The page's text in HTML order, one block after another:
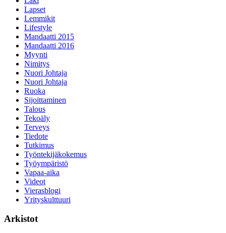
Lapset
Lemmikit
Lifestyle
Mandaatti 2015
Mandaatti 2016
Myynti
Nimitys
Nuori Johtaja
Nuori Johtaja
Ruoka
Sijoittaminen
Talous
Tekoäly
Terveys
Tiedote
Tutkimus
Työntekijäkokemus
Työympäristö
Vapaa-aika
Videot
Vierasblogi
Yrityskulttuuri
Arkistot